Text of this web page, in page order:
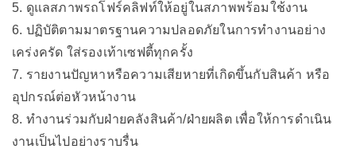
5. ดูแลสภาพรถโฟร์คลิฟท์ให้อยู่ในสภาพพร้อมใช้งาน
6. ปฏิบัติตามมาตรฐานความปลอดภัยในการทำงานอย่าง
เคร่งครัด ใส่รองเท้าเซฟตี้ทุกครั้ง
7. รายงานปัญหาหรือความเสียหายที่เกิดขึ้นกับสินค้า หรือ
อุปกรณ์ต่อหัวหน้างาน
8. ทำงานร่วมกับฝ่ายคลังสินค้า/ฝ่ายผลิต เพื่อให้การดำเนิน
งานเป็นไปอย่างราบรื่น